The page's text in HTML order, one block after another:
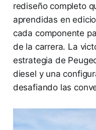
rediseño completo
aprendidas en
cada componente
de la carrera. La
estrategia de
diesel y una
desafiando las